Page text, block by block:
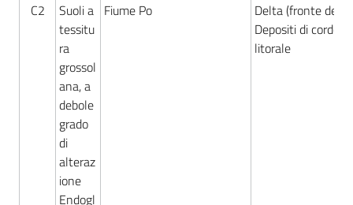
C2
Suoli a
tessitu
ra
grossol
ana, a
debole
grado
di
alteraz
ione
Endogl
Fiume Po
Delta (fronte
Depositi di cordone
litorale